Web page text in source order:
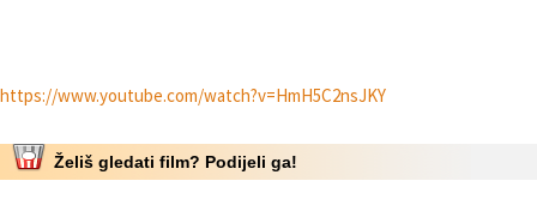
https://www.youtube.com/watch?v=HmH5C2nsJKY
Želiš gledati film? Podijeli ga!